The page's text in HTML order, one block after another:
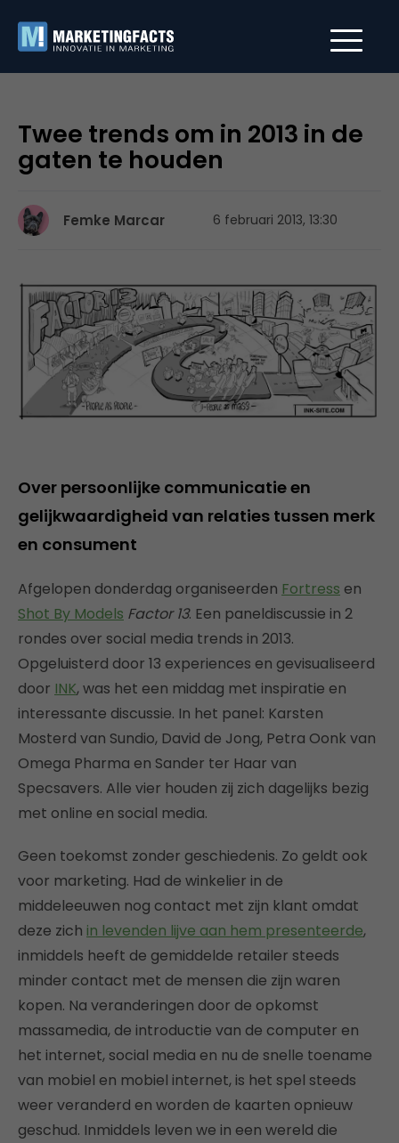
Twee trends om in 2013 in de
gaten te houden
Femke Marcar 6 februari 2013, 13:30
Over persoonlijke communicatie en
gelijkwaardigheid van relaties tussen merk
en consument
Afgelopen donderdag organiseerden Fortress en
Shot By Models Factor 13. Een paneldiscussie in 2
rondes over social media trends in 2013.
Opgeluisterd door 13 experiences en gevisualiseerd
door INK, was het een middag met inspiratie en
interessante discussie. In het panel: Karsten
Mosterd van Sundio, David de Jong, Petra Oonk van
Omega Pharma en Sander ter Haar van
Specsavers. Alle vier houden zij zich dagelijks bezig
met online en social media.
Geen toekomst zonder geschiedenis. Zo geldt ook
voor marketing. Had de winkelier in de
middeleeuwen nog contact met zijn klant omdat
deze zich in levenden lijve aan hem presenteerde,
inmiddels heeft de gemiddelde retailer steeds
minder contact met de mensen die zijn waren
kopen. Na veranderingen door de opkomst
massamedia, de introductie van de computer en
het internet, social media en nu de snelle toename
van mobiel en mobiel internet, is het spel steeds
weer veranderd en worden de kaarten opnieuw
geschud. Inmiddels leven we in een wereld die